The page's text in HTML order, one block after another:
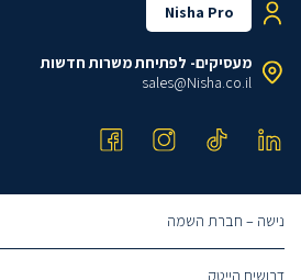
Nisha Pro
מעסיקים- לפתיחת משרות חדשות
sales@Nisha.co.il
נישה – חברת השמה
דרושים הייטק